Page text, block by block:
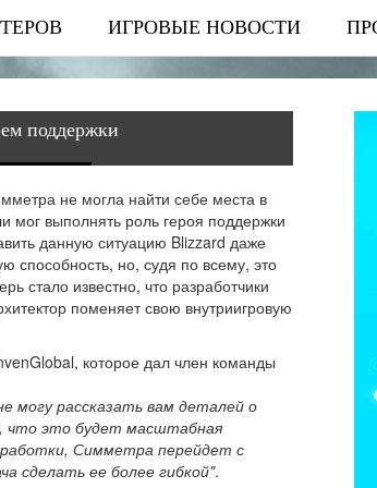
ИГРОВЫЕ НОВОСТИ
поддержки
не могла найти себе места в
мог выполнять роль героя поддержки
данную ситуацию Blizzard даже
способность, но, судя по всему, это
стало известно, что разработчики
поменяет свою внутриигровую
которое дал член команды
могу рассказать вам деталей о
что это будет масштабная
Симметра перейдет с
сделать ее более гибкой".